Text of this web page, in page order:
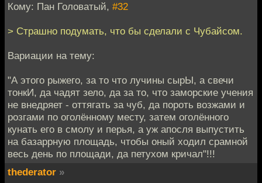
Кому: Пан Головатый, #32
> Страшно подумать, что бы сделали с Чубайсом.
Вариации на тему:
"А этого рыжего, за то что лучины сырЫ, а свечи
тонкИ, да чадят зело, да за то, что заморские учения
не внедряет - оттягать за чуб, да пороть возжами и
розгами по оголённому месту, затем оголённого
кунать его в смолу и перья, а уж апосля выпустить
на базаррную площадь, чтобы оный ходил срамной
весь день по площади, да петухом кричал"!!!
thederator »